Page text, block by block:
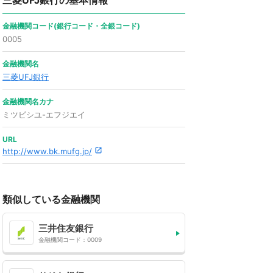
金融機関コード(銀行コード・全銀コード)
0005
金融機関名
三菱UFJ銀行
金融機関名カナ
ミツビシユ-エフジエイ
URL
http://www.bk.mufg.jp/
類似している金融機関
三井住友銀行
金融機関コード：0009